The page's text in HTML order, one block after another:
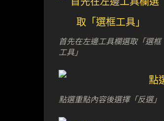
首先在左邊工具欄選取「選框
工具」
點選重點內容後選擇「反選」